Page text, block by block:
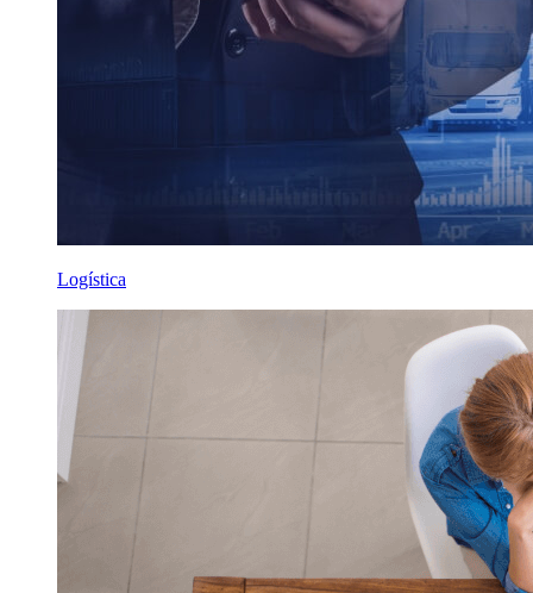
Logística